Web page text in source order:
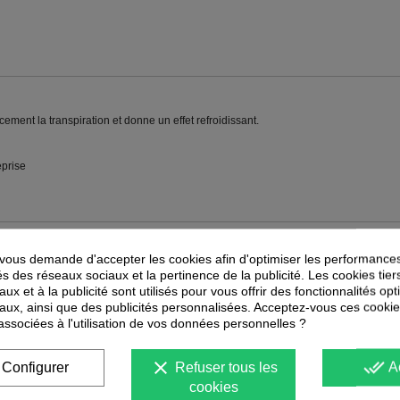
la transpiration et donne un effet refroidissant.
ÉGALEMENT VOUS INTÉRESSER
-40% PROMOTION
-40 %
demande d'accepter les cookies afin d'optimiser les
des réseaux sociaux et la pertinence de la publicité. Les cookies
et à la publicité sont utilisés pour vous offrir des fonctionnalités
ainsi que des publicités personnalisées. Acceptez-vous ces
à l'utilisation de vos données personnelles ?
done_all
clear Refuser tous les
cookies
Configurer